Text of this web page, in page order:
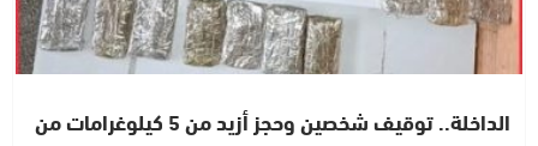
الداخلة.. توقيف شخصين وحجز أزيد من 5 كيلوغرامات من